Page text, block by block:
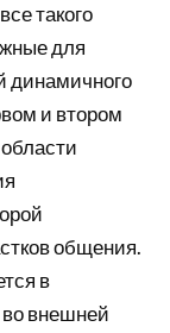
такого
для
динамичного
и втором
общения.
в
во внешней